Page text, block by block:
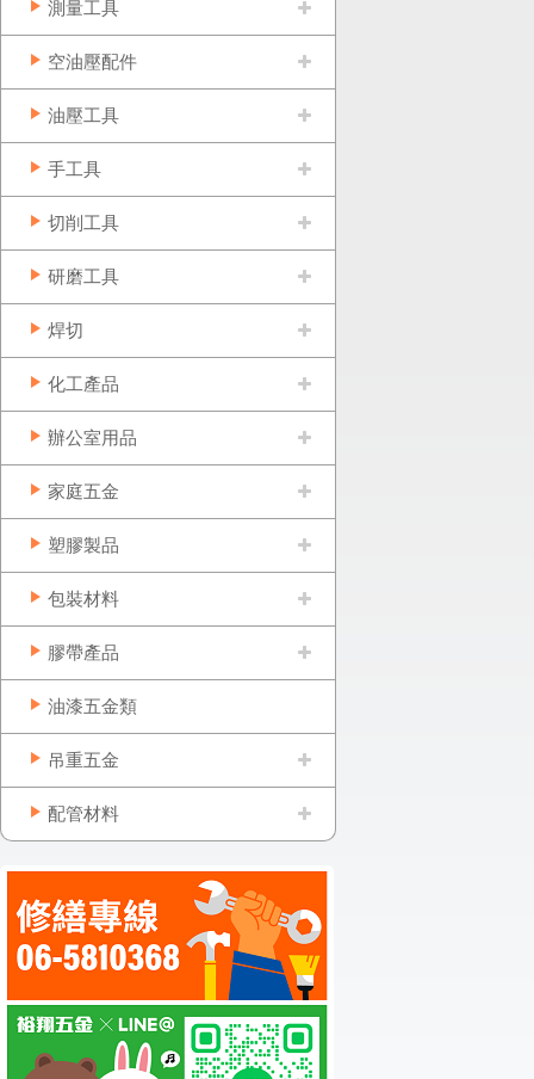
測量工具
空油壓配件
油壓工具
手工具
切削工具
研磨工具
焊切
化工產品
辦公室用品
家庭五金
塑膠製品
包裝材料
膠帶產品
油漆五金類
吊重五金
配管材料